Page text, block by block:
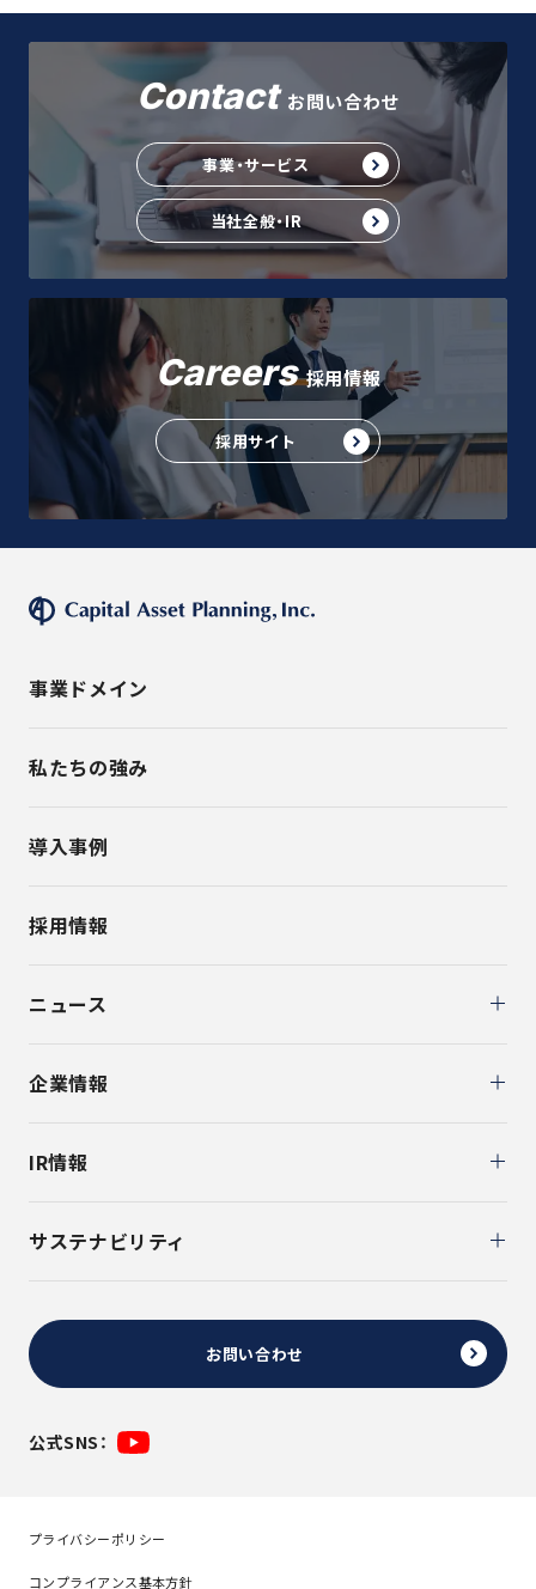
Contact お問い合わせ
事業・サービス
当社全般・IR
Careers 採用情報
採用サイト
事業ドメイン
私たちの強み
導入事例
採用情報
ニュース
企業情報
IR情報
サステナビリティ
お問い合わせ
公式SNS：
プライバシーポリシー
コンプライアンス基本方針